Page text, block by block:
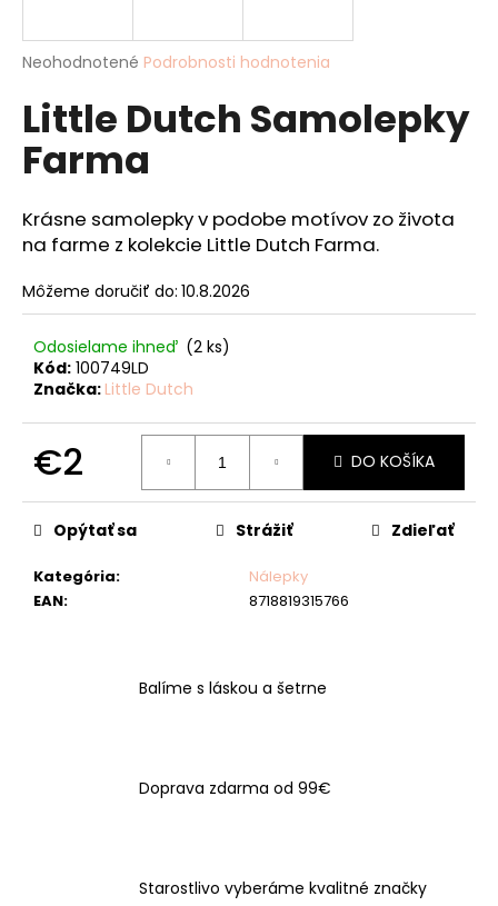
Priemerné
produktu
je
0,0
hviezdičiek.
Neohodnotené Podrobnosti hodnotenia
Little Dutch Samolepky
Farma
Krásne samolepky v podobe motívov zo života
na farme z kolekcie Little Dutch Farma.
Môžeme doručiť do: 10.8.2026
Odosielame ihneď (2 ks)
Kód: 100749LD
Značka: Little Dutch
€2
cena:
DO KOŠÍKA
Kategória:
Nálepky
EAN: 8718819315766
Opýtať sa Strážiť Zdieľať
Balíme s láskou a šetrne
Doprava zdarma od 99€
Starostlivo vyberáme kvalitné značky
j
ť
?
HĽADAŤ
O
d
p
o
ú
č
a
e